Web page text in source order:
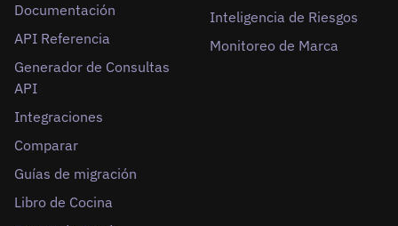
Documentación
API Referencia
Generador de Consultas
API
Integraciones
Comparar
Guías de migración
Libro de Cocina
Inteligencia de Riesgos
Monitoreo de Marca